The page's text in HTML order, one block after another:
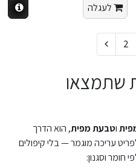
לעגלה
2
שתמצאו
וטבעת מפית, הוא הדרך
עריכה מוגמר — בלי קיפולים
חומר וסגנון: